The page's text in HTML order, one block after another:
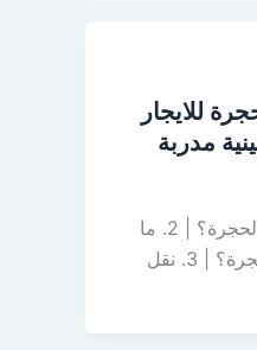
للايجار
1. لماذا شركة نقل عفش ثقيل بالحجرة؟ | 2. ما
هي افضل شركة نقل عفش بالحجرة؟ | 3. نقل